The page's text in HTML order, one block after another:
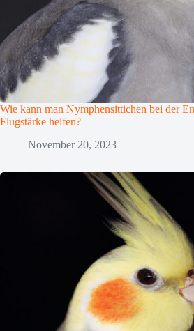
Wie kann man Nymphensittichen bei der
Flugstärke helfen?
November 20, 2023